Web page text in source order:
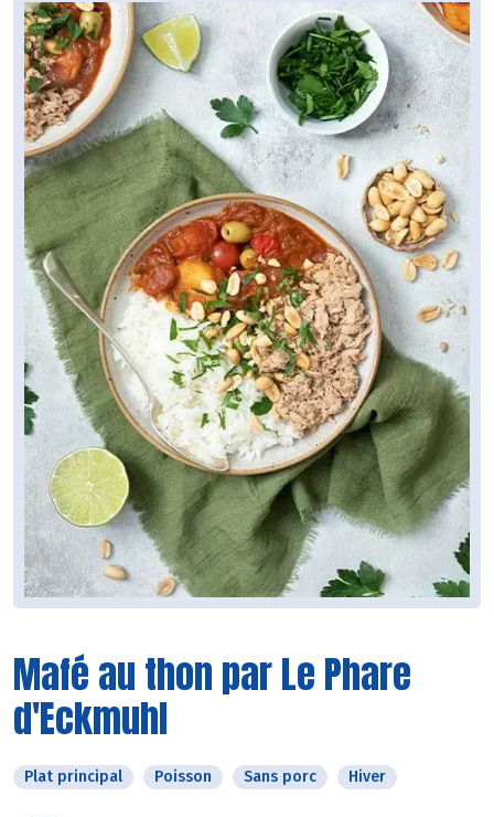
Mafé au thon par Le Phare
d'Eckmuhl
Plat principal Poisson Sans porc Hiver